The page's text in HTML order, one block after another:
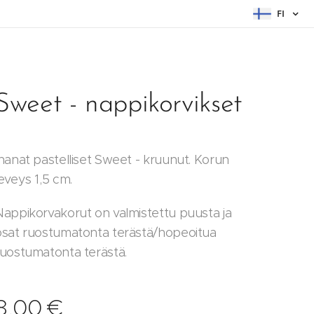
FI
- nappikorvikset
pastelliset Sweet - kruunut. Korun
1,5 cm.
on valmistettu puusta ja
ruostumatonta terästä/hopeoitua
terästä.
€